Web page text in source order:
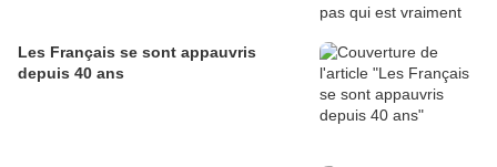
Les Français se sont appauvris
depuis 40 ans